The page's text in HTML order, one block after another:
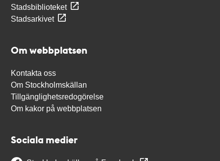
Stadsbiblioteket
Stadsarkivet
Om webbplatsen
Kontakta oss
Om Stockholmskällan
Tillgänglighetsredogörelse
Om kakor på webbplatsen
Sociala medier